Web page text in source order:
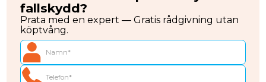
fallskydd?
Prata med en expert — Gratis rådgivning utan
köptvång.